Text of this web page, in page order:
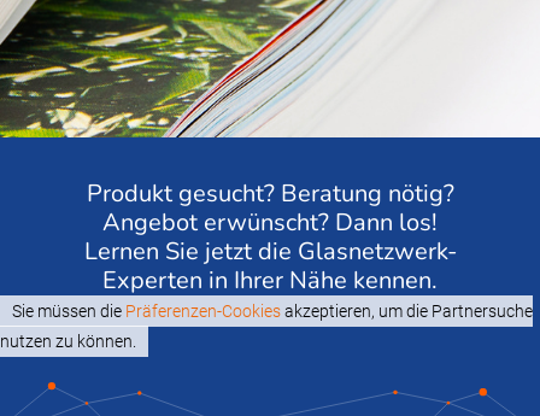
Produkt gesucht? Beratung nötig?
Angebot erwünscht? Dann los!
Lernen Sie jetzt die Glasnetzwerk-
Experten in Ihrer Nähe kennen.
Sie müssen die Präferenzen-Cookiesakzeptieren, um die Partnersuche
nutzen zu können.